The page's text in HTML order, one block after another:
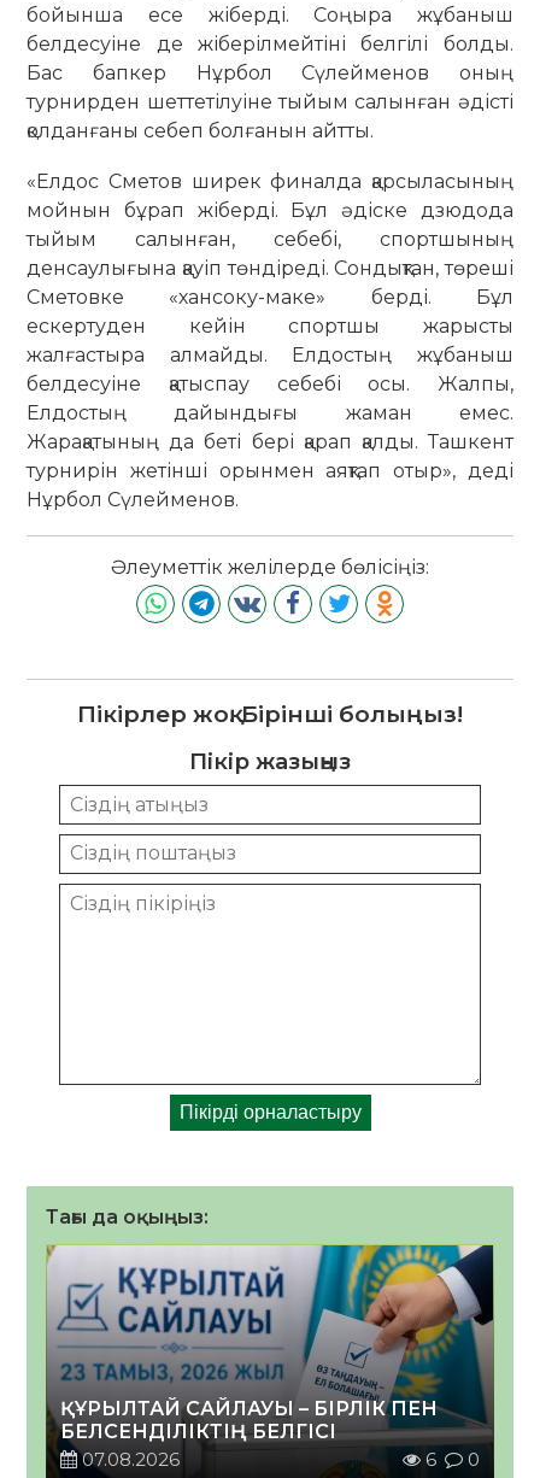
бойынша есе жіберді. Соңыра жұбаныш
белдесуіне де жіберілмейтіні белгілі болды.
Бас бапкер Нұрбол Сүлейменов оның
турнирден шеттетілуіне тыйым салынған әдісті
қолданғаны себеп болғанын айтты.
«Елдос Сметов ширек финалда қарсыласының
мойнын бұрап жіберді. Бұл әдіске дзюдода
тыйым салынған, себебі, спортшының
денсаулығына қауіп төндіреді. Сондықтан, төреші
Сметовке «хансоку-маке» берді. Бұл
ескертуден кейін спортшы жарысты
жалғастыра алмайды. Елдостың жұбаныш
белдесуіне қатыспау себебі осы. Жалпы,
Елдостың дайындығы жаман емес.
Жарақатының да беті бері қарап қалды. Ташкент
турнирін жетінші орынмен аяқтап отыр», деді
Нұрбол Сүлейменов.
Әлеуметтік желілерде бөлісіңіз:
Пікірлер жоқ. Бірінші болыңыз!
Пікір жазыңыз
Тағы да оқыңыз:
ҚҰРЫЛТАЙ САЙЛАУЫ – БІРЛІК ПЕН
БЕЛСЕНДІЛІКТІҢ БЕЛГІСІ
07.08.2026
6 0